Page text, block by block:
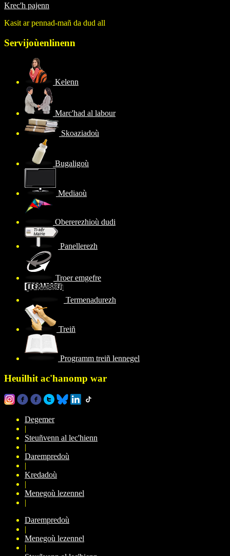
Krec'h pajenn
Kasit ar pennad-mañ da dud all
Servijoùenlinenn
Kelenn
Marc'had al labour
Skoaziadoù
Bugaligoù
Mediaoù
Obererezhioù dudi
Panellerezh
Troer emgefre
Termenadurezh
Treiñ
Programm treiñ lennegel
Heuilhit ac'hanomp war
Degemer
|
Steuñvenn al lec'hienn
|
Darempredoù
|
Kredadoù
|
Menegoù lezennel
|
Darempredoù
|
Menegoù lezennel
|